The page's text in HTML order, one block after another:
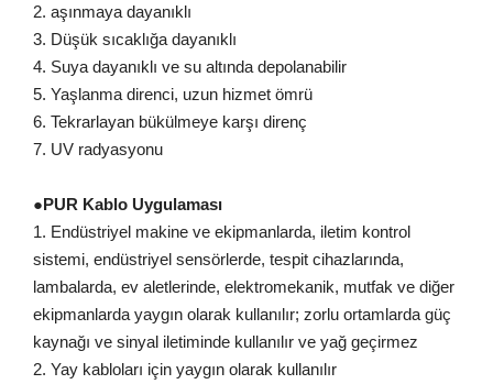
2. aşınmaya dayanıklı
3. Düşük sıcaklığa dayanıklı
4. Suya dayanıklı ve su altında depolanabilir
5. Yaşlanma direnci, uzun hizmet ömrü
6. Tekrarlayan bükülmeye karşı direnç
7. UV radyasyonu
●PUR Kablo Uygulaması
1. Endüstriyel makine ve ekipmanlarda, iletim kontrol
sistemi, endüstriyel sensörlerde, tespit cihazlarında,
lambalarda, ev aletlerinde, elektromekanik, mutfak ve diğer
ekipmanlarda yaygın olarak kullanılır; zorlu ortamlarda güç
kaynağı ve sinyal iletiminde kullanılır ve yağ geçirmez
2. Yay kabloları için yaygın olarak kullanılır